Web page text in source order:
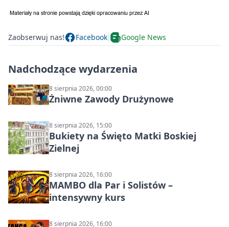
Zaobserwuj nas! Facebook Google News
Nadchodzące wydarzenia
8 sierpnia 2026, 00:00
Żniwne Zawody Drużynowe
8 sierpnia 2026, 15:00
Bukiety na Święto Matki Boskiej
Zielnej
8 sierpnia 2026, 16:00
MAMBO dla Par i Solistów –
intensywny kurs
8 sierpnia 2026, 16:00